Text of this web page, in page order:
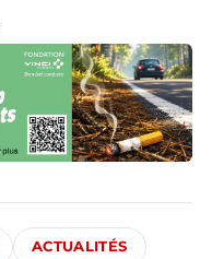
ACTUALITÉS